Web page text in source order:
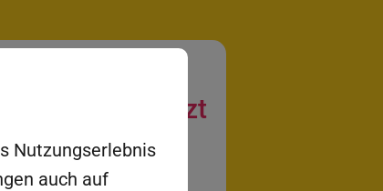
2029: Jetzt
der MINT-
Nutzungserlebnis
auch auf